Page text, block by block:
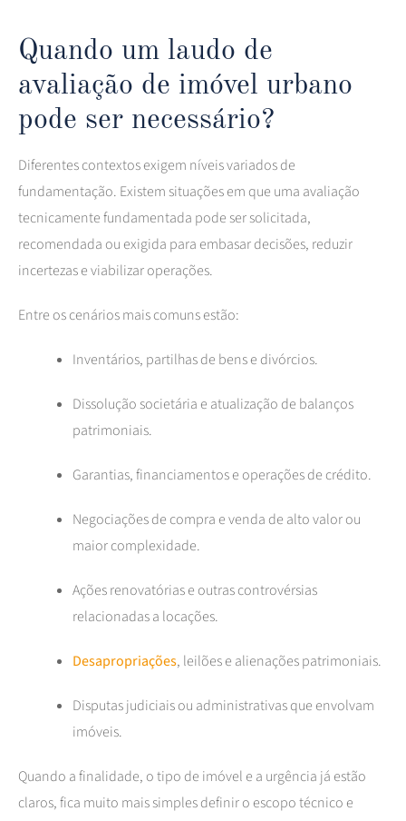
Quando um laudo de
avaliação de imóvel urbano
pode ser necessário?
Diferentes contextos exigem níveis variados de
fundamentação. Existem situações em que uma avaliação
tecnicamente fundamentada pode ser solicitada,
recomendada ou exigida para embasar decisões, reduzir
incertezas e viabilizar operações.
Entre os cenários mais comuns estão:
Inventários, partilhas de bens e divórcios.
Dissolução societária e atualização de balanços
patrimoniais.
Garantias, financiamentos e operações de crédito.
Negociações de compra e venda de alto valor ou
maior complexidade.
Ações renovatórias e outras controvérsias
relacionadas a locações.
Desapropriações, leilões e alienações patrimoniais.
Disputas judiciais ou administrativas que envolvam
imóveis.
Quando a finalidade, o tipo de imóvel e a urgência já estão
claros, fica muito mais simples definir o escopo técnico e